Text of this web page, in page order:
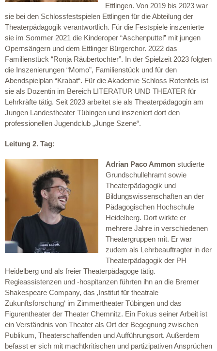
Ettlingen. Von 2019 bis 2023 war
sie bei den Schlossfestspielen Ettlingen für die Abteilung der
Theaterpädagogik verantwortlich. Für die Festspiele inszenierte
sie im Sommer 2021 die Kinderoper “Aschenputtel” mit jungen
Opernsängern und dem Ettlinger Bürgerchor. 2022 das
Familienstück “Ronja Räubertochter”. In der Spielzeit 2023 folgten
die Inszenierungen “Momo”, Familienstück und für den
Abendspielplan “Krabat“. Für die Akademie Schloss Rotenfels ist
sie als Dozentin im Bereich LITERATUR UND THEATER für
Lehrkräfte tätig. Seit 2023 arbeitet sie als Theaterpädagogin am
Jungen Landestheater Tübingen und inszeniert dort den
professionellen Jugendclub „Junge Szene“.
Leitung 2. Tag:
Adrian Paco Ammon studierte
Grundschullehramt sowie
Theaterpädagogik und
Bildungswissenschaften an der
Pädagogischen Hochschule
Heidelberg. Dort wirkte er
mehrere Jahre in verschiedenen
Theatergruppen mit. Er war
zudem als Lehrbeauftragter in der
Theaterpädagogik der PH
Heidelberg und als freier Theaterpädagoge tätig.
Regieassistenzen und -hospitanzen führten ihn an die Bremer
Shakespeare Company, das ‚Institut für theatrale
Zukunftsforschung‘ im Zimmertheater Tübingen und das
Figurentheater der Theater Chemnitz. Ein Fokus seiner Arbeit ist
ein Verständnis von Theater als Ort der Begegnung zwischen
Publikum, Theaterschaffenden und Aufführungsort. Außerdem
befasst er sich mit machtkritischen und partizipativen Ansprüchen